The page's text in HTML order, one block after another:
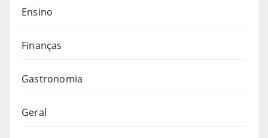
Ensino
Finanças
Gastronomia
Geral